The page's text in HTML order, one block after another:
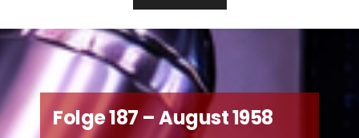
Folge 187 – August 1958